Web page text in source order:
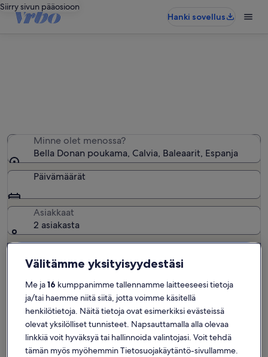
Siirry sivun pääosioon
Hanki sovellus
Minne olet menossa?
Bella Donan poukama, Calvia, Baleaarit, Espanja
Päivämäärät
Asiakkaat
2 asiakasta
Sol de Mallorca
Loma-asunnot lähellä kohdetta Bella Donan poukama
Välitämme yksityisyydestäsi
Me ja16 kumppanimme tallennamme laitteeseesi tietoja
ja/tai haemme niitä siitä, jotta voimme käsitellä
henkilötietoja. Näitä tietoja ovat esimerkiksi evästeissä
olevat yksilölliset tunnisteet. Napsauttamalla alla olevaa
linkkiä voit hyväksyä tai hallinnoida valintojasi. Voit tehdä
tämän myös myöhemmin Tietosuojakäytäntö-sivullamme.